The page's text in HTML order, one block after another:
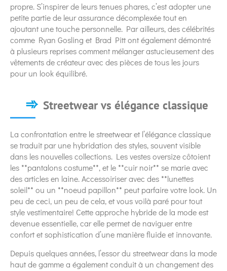
propre. S’inspirer de leurs tenues phares, c’est adopter une
petite partie de leur assurance décomplexée tout en
ajoutant une touche personnelle. Par ailleurs, des célébrités
comme Ryan Gosling et Brad Pitt ont également démontré
à plusieurs reprises comment mélanger astucieusement des
vêtements de créateur avec des pièces de tous les jours
pour un look équilibré.
Streetwear vs élégance classique
La confrontation entre le streetwear et l’élégance classique
se traduit par une hybridation des styles, souvent visible
dans les nouvelles collections. Les vestes oversize côtoient
les **pantalons costume**, et le **cuir noir** se marie avec
des articles en laine. Accessoiriser avec des **lunettes
soleil** ou un **noeud papillon** peut parfaire votre look. Un
peu de ceci, un peu de cela, et vous voilà paré pour tout
style vestimentaire! Cette approche hybride de la mode est
devenue essentielle, car elle permet de naviguer entre
confort et sophistication d’une manière fluide et innovante.
Depuis quelques années, l’essor du streetwear dans la mode
haut de gamme a également conduit à un changement des